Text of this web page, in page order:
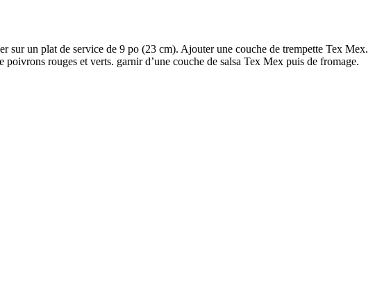
sur un plat de service de 9 po (23 cm). Ajouter une couche de trempette Tex Mex.
rouges et verts. garnir d’une couche de salsa Tex Mex puis de fromage.